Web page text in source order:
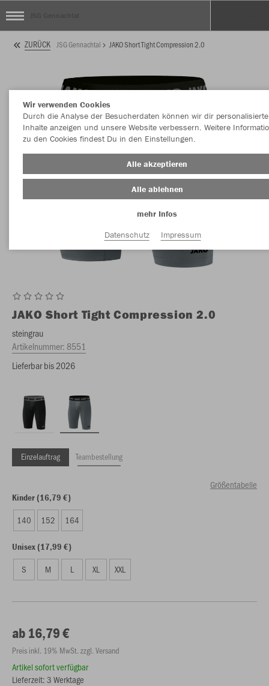
ZURÜCK JSG Gennachtal JAKO Short Tight Compression 2.0
JAKO Short Tight Compression 2.0
steingrau
Artikelnummer:8551
Lieferbar bis 2026
Einzelauftrag Teambestellung
Größentabelle
Kinder (16,79 €)
140 152 164
Unisex (17,99 €)
S M L XL XXL
ab 16,79 €
Preis inkl. 19% MwSt. zzgl. Versand
Artikel sofort verfügbar
Lieferzeit: 3 Werktage
Wir verwenden Cookies
Durch die Analyse der Besucherdaten können wir dir personalisierte
Inhalte anzeigen und unsere Website verbessern. Weitere
zu den Cookies findest Du in den Einstellungen.
Alle akzeptieren
Alle ablehnen
mehr Infos
Datenschutz
Impressum